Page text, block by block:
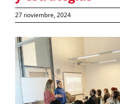
27 noviembre, 2024
Ver
imagen
más
grande